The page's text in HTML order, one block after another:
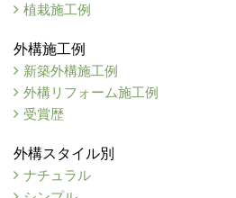
植栽施工例
外構施工例
新築外構施工例
外構リフォーム施工例
受賞歴
外構スタイル別
ナチュラル